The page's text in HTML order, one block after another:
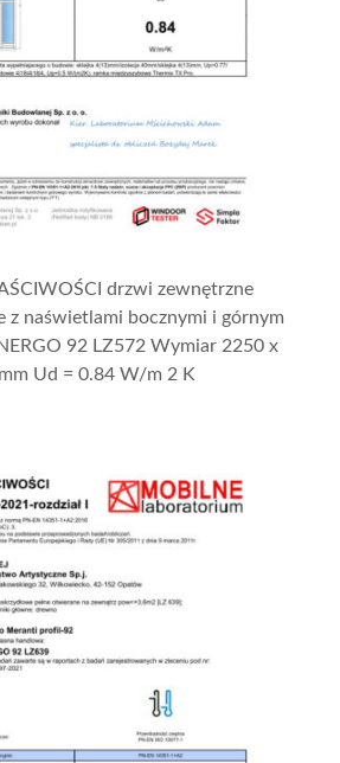
drzwi zewnętrzne
z naświetlami bocznymi i górnym
92 LZ572 Wymiar 2250 x
Ud = 0.84 W/m 2 K